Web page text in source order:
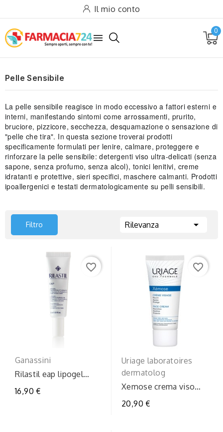
Il mio conto

0
Pelle Sensibile
La pelle sensibile reagisce in modo eccessivo a fattori esterni e
interni, manifestando sintomi come arrossamenti, prurito,
bruciore, pizzicore, secchezza, desquamazione o sensazione di
"pelle che tira". In questa sezione troverai prodotti
specificamente formulati per lenire, calmare, proteggere e
rinforzare la pelle sensibile: detergenti viso ultra-delicati (senza
sapone, senza profumo, senza alcol), tonici lenitivi, creme
idratanti e protettive, sieri specifici, maschere calmanti. Prodotti
ipoallergenici e testati dermatologicamente su pelli sensibili.
Filtro Rilevanza 
favorite_border
Ganassini
Rilastil eap lipogel
16,90 €
favorite_border
Uriage laboratoires
dermatolog
Xemose crema viso
20,90 €